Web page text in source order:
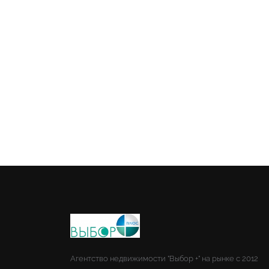
Агентство недвижимости "Выбор +" на рынке с 2012